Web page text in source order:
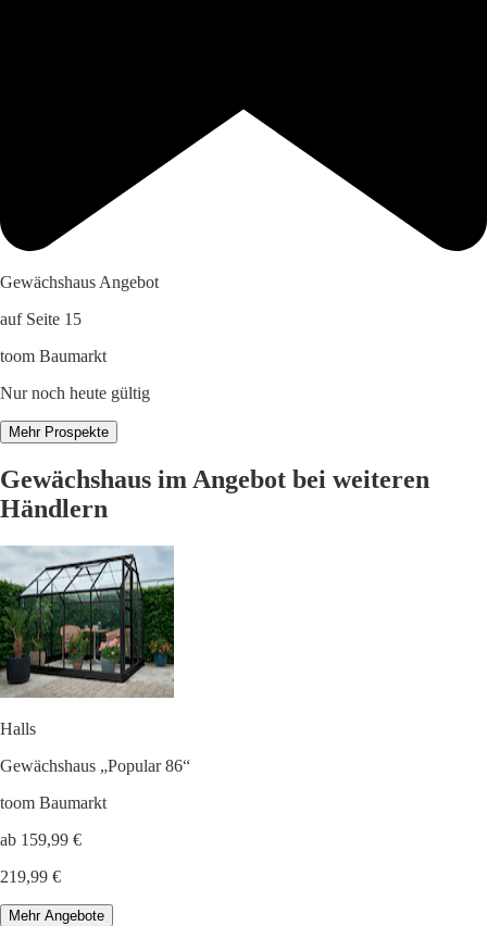
Gewächshaus Angebot
auf Seite 15
toom Baumarkt
Nur noch heute gültig
Mehr Prospekte
Gewächshaus im Angebot bei weiteren
Händlern
Halls
Gewächshaus „Popular 86“
toom Baumarkt
ab 159,99 €
219,99 €
Mehr Angebote